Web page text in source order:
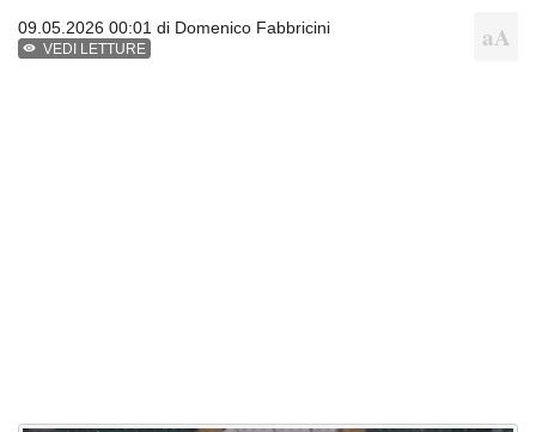
09.05.2026 00:01 di Domenico Fabbricini
VEDI LETTURE